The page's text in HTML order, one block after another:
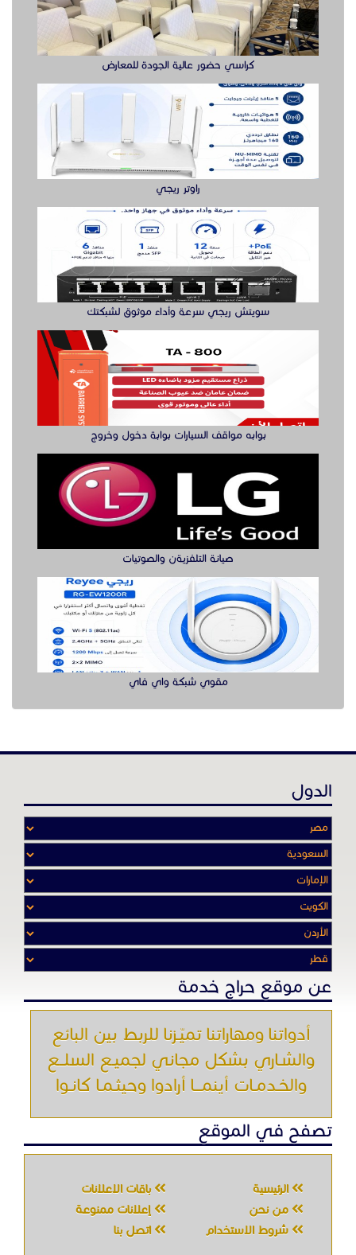
كراسي حضور عالية الجودة للمعارض
راوتر ريجي
سويتش ريجي سرعة وأداء موثوق لشبكتك
بوابه مواقف السيارات بوابة دخول وخروج
صيانة التلفزيةن والصوتيات
مقوي شبكة واي فاي
الدول
عن موقع حراج خدمة
أدواتنا ومهاراتنا تميّـزنا للربط بين البائع
والشـاري بشكل مجاني لجميـع السلــع
والخـدمـات أينمـــا أرادوا وحيثـمـا كانـوا
تصفح في الموقع
الرئيسية
باقات الإعلانات
من نحن
إعلانات ممنوعة
شروط الاستخدام
اتصل بنا